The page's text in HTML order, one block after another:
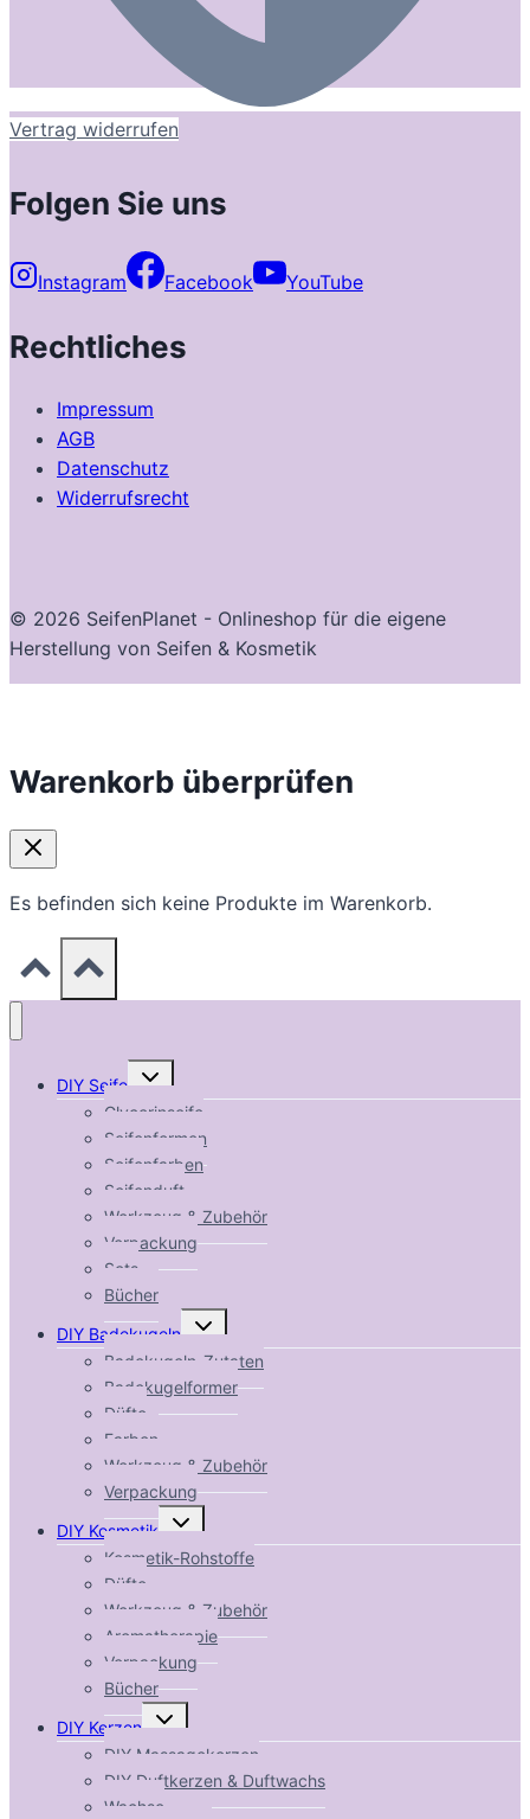
Vertrag widerrufen
Folgen Sie uns
Instagram Facebook YouTube
Rechtliches
Impressum
AGB
Datenschutz
Widerrufsrecht
© 2026 SeifenPlanet - Onlineshop für die eigene
Herstellung von Seifen & Kosmetik
Warenkorb überprüfen
Es befinden sich keine Produkte im Warenkorb.
DIY Seife
Untermenü
umschalten
Glycerinseife
Seifenformen
Seifenfarben
Seifenduft
Werkzeug & Zubehör
Verpackung
Sets
Bücher
DIY Badekugeln
Untermenü
umschalten
Badekugeln-Zutaten
Badekugelformer
Düfte
Farben
Werkzeug & Zubehör
Verpackung
DIY Kosmetik
Untermenü
umschalten
Kosmetik-Rohstoffe
Düfte
Werkzeug & Zubehör
Aromatherapie
Verpackung
Bücher
DIY Kerzen
Untermenü
umschalten
DIY Massagekerzen
DIY Duftkerzen & Duftwachs
Wachse